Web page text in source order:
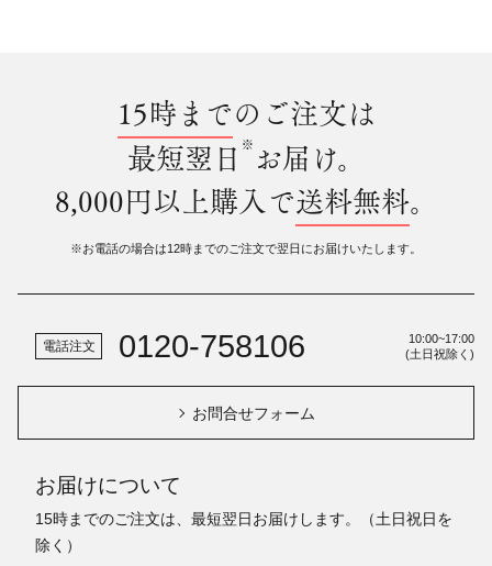
15時までのご注文は
最短翌日 ※ お届け。
8,000円以上購入で送料無料。
※お電話の場合は12時までのご注文で翌日にお届けいたします。
電話注文 0120-758106
10:00~17:00
(土日祝除く)
お問合せフォーム
お届けについて
15時までのご注文は、最短翌日お届けします。（土日祝日を
除く）